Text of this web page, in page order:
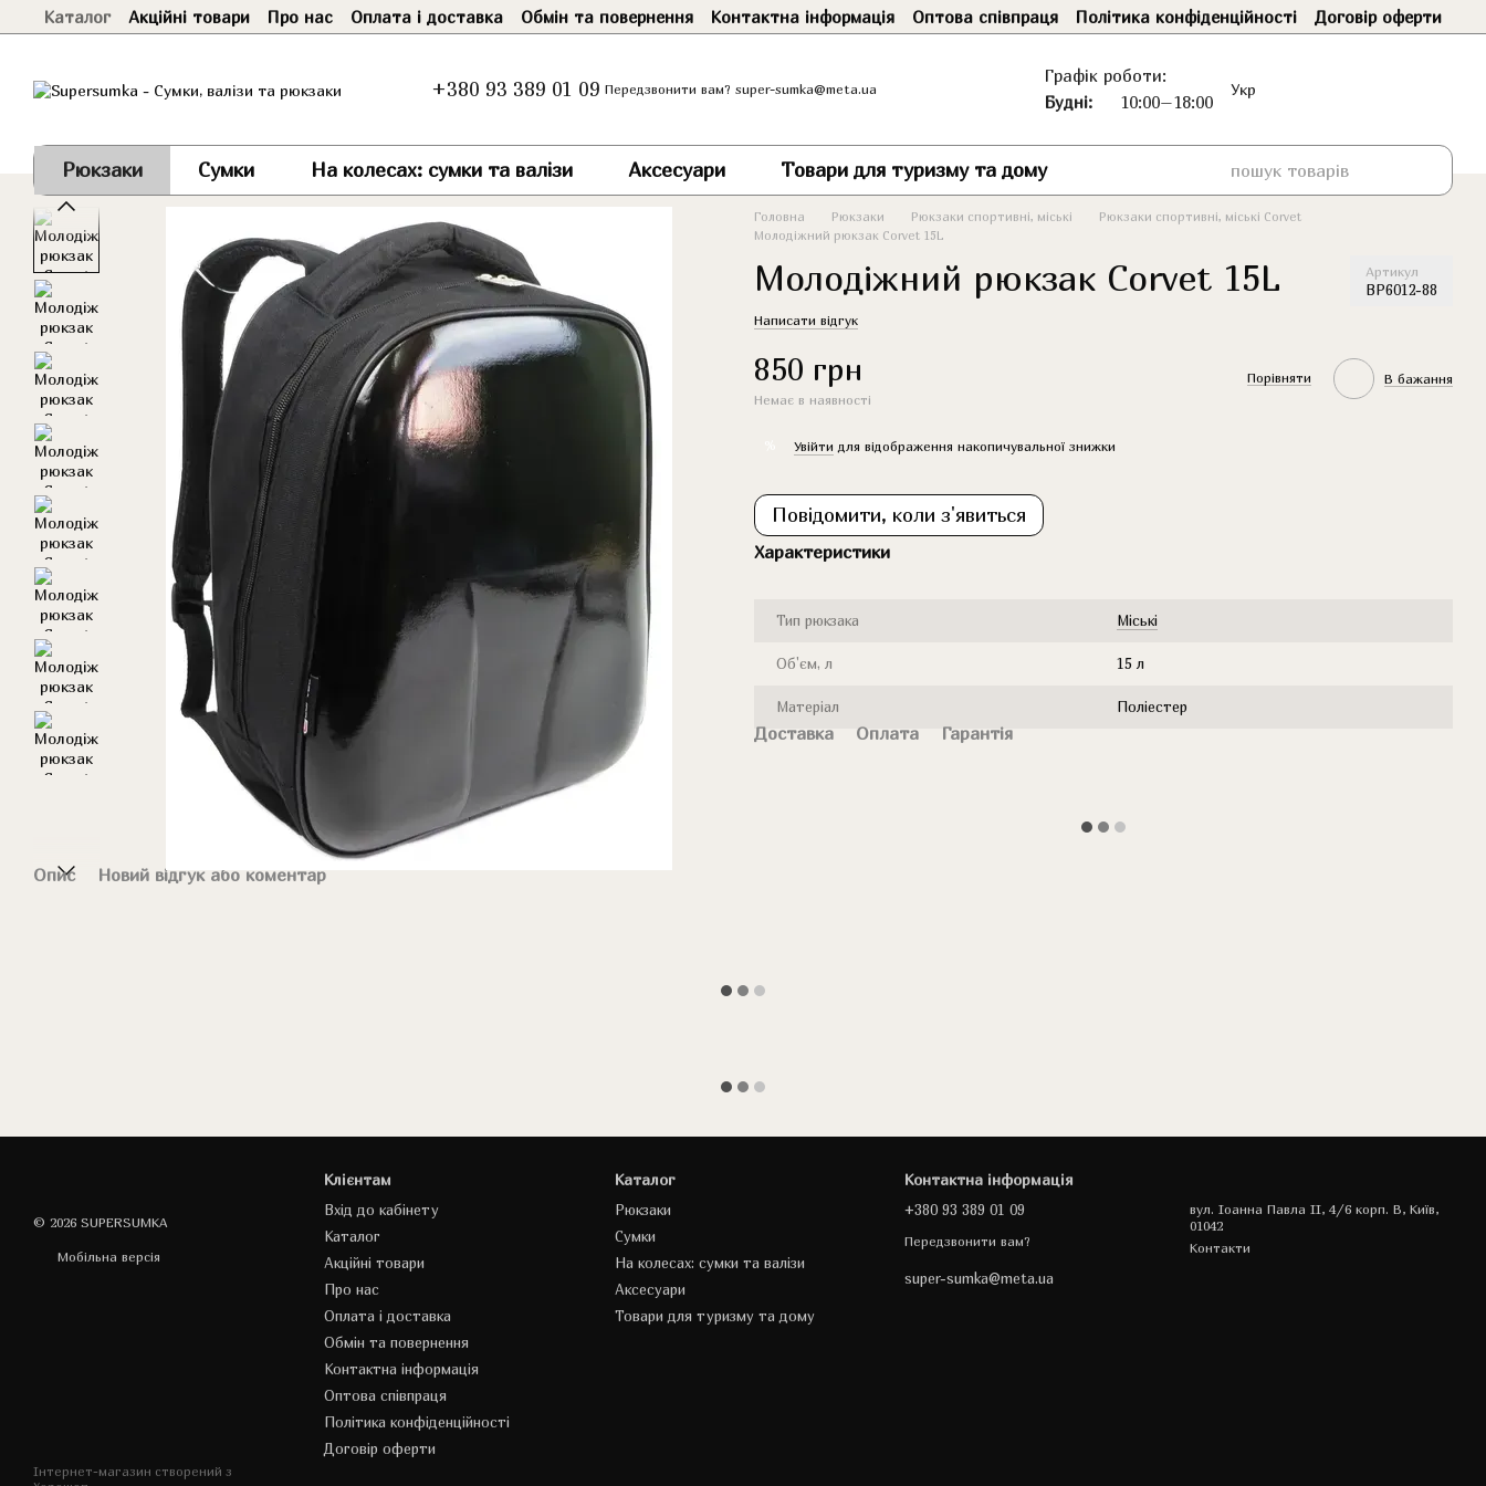
Перейти до основного контенту
Каталог Акційні товари Про нас Оплата і доставка Обмін та повернення Контактна інформація Оптова співпраця Політика конфіденційності Договір оферти
+380 93 389 01 09 Передзвонити вам? super-sumka@meta.ua
Графік роботи:
Будні:
10:00–18:00
Укр
Рюкзаки Сумки На колесах: сумки та валізи Аксесуари Товари для туризму та дому
Опис Новий відгук або коментар
Головна Рюкзаки Рюкзаки спортивні, міські
Рюкзаки спортивні, міські Corvet
Молодіжний рюкзак Corvet 15L
Молодіжний рюкзак Corvet 15L Артикул
BP6012-88
Написати відгук
850 грн
Немає в наявності
Порівняти В бажання
Увійти для відображення накопичувальної знижки
Повідомити, коли з'явиться
Характеристики
Тип рюкзака Міські
Об'єм, л 15 л
Матеріал Поліестер
Доставка Оплата Гарантія
© 2026 SUPERSUMKA
Мобільна версія
Інтернет-магазин створений з
Клієнтам
Вхід до кабінету
Каталог
Акційні товари
Про нас
Оплата і доставка
Обмін та повернення
Контактна інформація
Оптова співпраця
Політика конфіденційності
Договір оферти
Каталог
Рюкзаки
Сумки
На колесах: сумки та валізи
Аксесуари
Товари для туризму та дому
Контактна інформація
+380 93 389 01 09
Передзвонити вам?
super-sumka@meta.ua
вул. Іоанна Павла II, 4/6 корп. В, Київ,
01042
Контакти